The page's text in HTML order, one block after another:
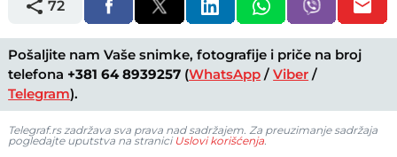
72
Pošaljite nam Vaše snimke, fotografije i priče na broj
telefona +381 64 8939257 (WhatsApp /Viber /
Telegram).
Telegraf.rs zadržava sva prava nad sadržajem. Za preuzimanje sadržaja
pogledajte uputstva na stranici Uslovi korišćenja.